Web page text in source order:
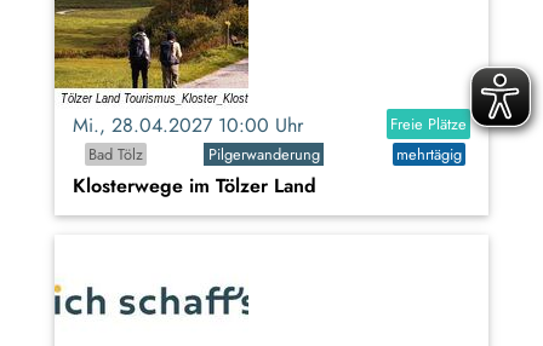
Mi., 28.04.2027 10:00 Uhr
Freie Plätze
Bad Tölz
Pilgerwanderung mehrtägig
Klosterwege im Tölzer Land